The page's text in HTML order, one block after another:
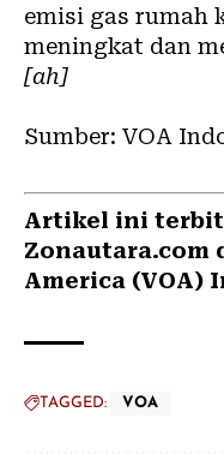
emisi gas rumah
meningkat dan
[ah]
Sumber: VOA
Artikel ini terbit
Zonautara.com
America (VOA)
TAGGED: VOA